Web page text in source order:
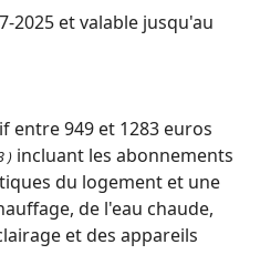
2025 et valable jusqu'au
entre 949 et 1283 euros
) incluant les abonnements
du logement et une
de l'eau chaude,
et des appareils